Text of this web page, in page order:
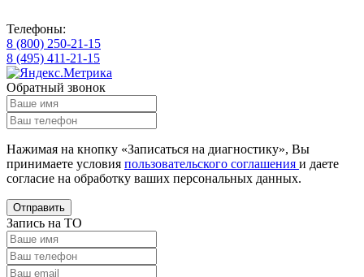
Телефоны:
8 (800) 250-21-15
8 (495) 411-21-15
Обратный звонок
Нажимая на кнопку «Записаться на диагностику», Вы
принимаете условия пользовательского соглашения и даете
согласие на обработку ваших персональных данных.
Отправить
Запись на ТО